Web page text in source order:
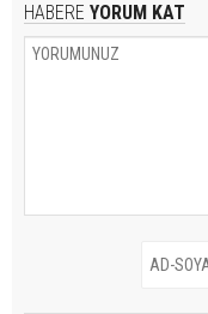
HABERE YORUM KAT